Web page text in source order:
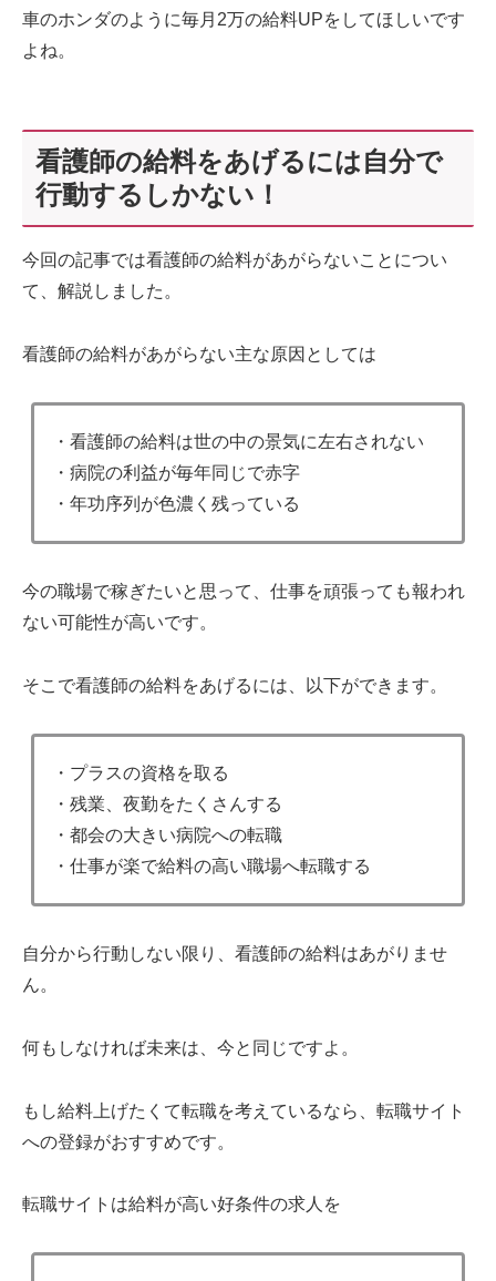
車のホンダのように毎月2万の給料UPをしてほしいです
よね。
看護師の給料をあげるには自分で
行動するしかない！
今回の記事では看護師の給料があがらないことについ
て、解説しました。
看護師の給料があがらない主な原因としては
・看護師の給料は世の中の景気に左右されない
・病院の利益が毎年同じで赤字
・年功序列が色濃く残っている
今の職場で稼ぎたいと思って、仕事を頑張っても報われ
ない可能性が高いです。
そこで看護師の給料をあげるには、以下ができます。
・プラスの資格を取る
・残業、夜勤をたくさんする
・都会の大きい病院への転職
・仕事が楽で給料の高い職場へ転職する
自分から行動しない限り、看護師の給料はあがりませ
ん。
何もしなければ未来は、今と同じですよ。
もし給料上げたくて転職を考えているなら、転職サイト
への登録がおすすめです。
転職サイトは給料が高い好条件の求人を